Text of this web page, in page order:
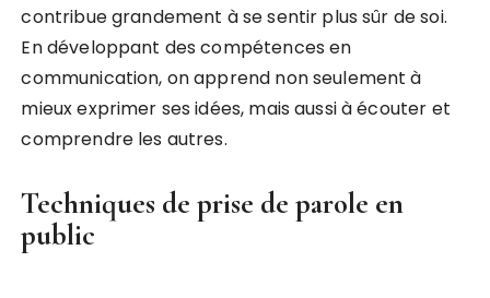
contribue grandement à se sentir plus sûr de soi.
En développant des compétences en
communication, on apprend non seulement à
mieux exprimer ses idées, mais aussi à écouter et
comprendre les autres.
Techniques de prise de parole en
public